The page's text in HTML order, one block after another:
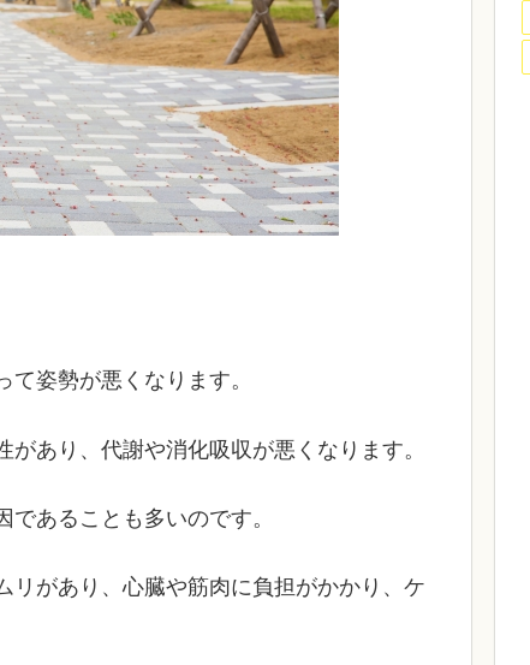
姿勢が悪くなります。
あり、代謝や消化吸収が悪くなります。
あることも多いのです。
があり、心臓や筋肉に負担がかかり、ケ